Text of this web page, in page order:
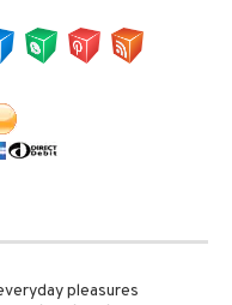
மேம்படுத்துகிறது!